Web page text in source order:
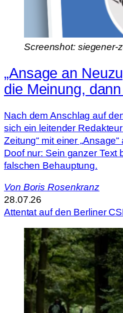
Screenshot: siegener-
„Ansage an
die Meinung,
Nach dem Anschlag auf
sich ein leitender
Zeitung“ mit einer
Doof nur: Sein ganzer Text
falschen Behauptung.
Von Boris Rosenkranz
28.07.26
Attentat auf den Berliner